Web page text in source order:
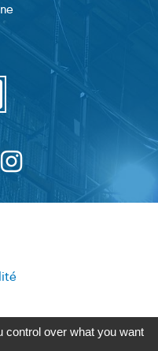
control over what you want